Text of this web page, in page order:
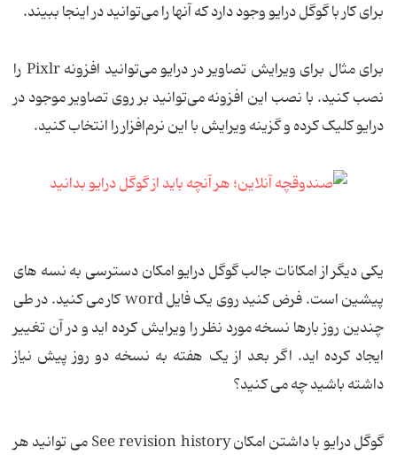
برای کار با گوگل درایو وجود دارد که آنها را می‌توانید در اینجا ببیند.
برای مثال برای ویرایش تصاویر در درایو می‌توانید افزونه ‌Pixlr را
نصب کنید. با نصب این افزونه می‌توانید بر روی تصاویر موجود در
درایو کلیک کرده و گزینه ویرایش با این نرم‌افزار را انتخاب کنید.
یکی دیگر از امکانات جالب گوگل درایو امکان دسترسی به نسه های
پیشین است. فرض کنید روی یک فایل word کار می کنید. در طی
چندین روز بارها نسخه مورد نظر را ویرایش کرده اید و در آن تغییر
ایجاد کرده اید. اگر بعد از یک هفته به نسخه دو روز پیش نیاز
داشته باشید چه می کنید؟
گوگل درایو با داشتن امکان See revision history می توانید هر